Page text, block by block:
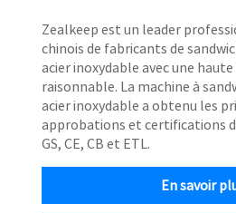
Zealkeep est un leader
chinois de fabricants de
acier inoxydable avec une
raisonnable. La machine à
acier inoxydable a obtenu les
approbations et certifications
GS, CE, CB et ETL.
En savoir